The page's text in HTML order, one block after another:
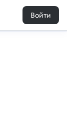
Войти
31 0